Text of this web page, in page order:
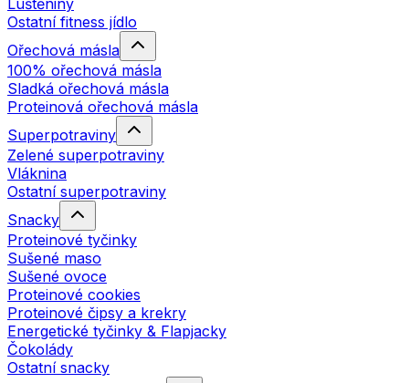
Luštěniny
Ostatní fitness jídlo
Ořechová másla
100% ořechová másla
Sladká ořechová másla
Proteinová ořechová másla
Superpotraviny
Zelené superpotraviny
Vláknina
Ostatní superpotraviny
Snacky
Proteinové tyčinky
Sušené maso
Sušené ovoce
Proteinové cookies
Proteinové čipsy a krekry
Energetické tyčinky & Flapjacky
Čokolády
Ostatní snacky